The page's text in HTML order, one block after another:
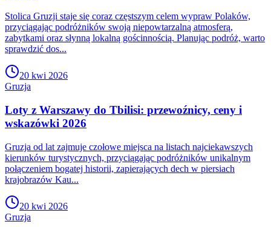
Stolica Gruzji staje się coraz częstszym celem wypraw Polaków,
przyciągając podróżników swoją niepowtarzalną atmosferą,
zabytkami oraz słynną lokalną gościnnością. Planując podróż, warto
sprawdzić dos...
20 kwi 2026
Gruzja
Loty z Warszawy do Tbilisi: przewoźnicy, ceny i
wskazówki 2026
Gruzja od lat zajmuje czołowe miejsca na listach najciekawszych
kierunków turystycznych, przyciągając podróżników unikalnym
połączeniem bogatej historii, zapierających dech w piersiach
krajobrazów Kau...
20 kwi 2026
Gruzja